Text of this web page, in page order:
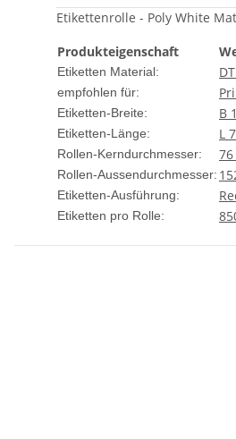
Etikettenrolle - Poly White
Produkteigenschaft
Etiketten Material:
empfohlen für:
Etiketten-Breite: B
Etiketten-Länge: L
Rollen-Kerndurchmesser:
Rollen-Aussendurchmesser:
Etiketten-Ausführung:
Etiketten pro Rolle: